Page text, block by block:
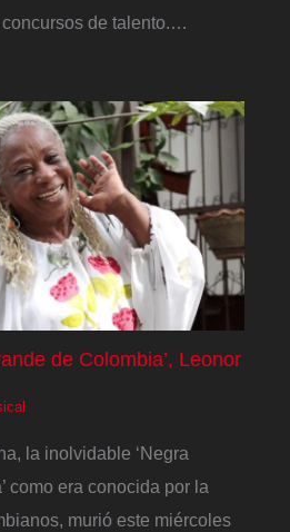
de talento.…
de Colombia’, Leonor
la inolvidable ‘Negra
como era conocida por la
murió este miércoles